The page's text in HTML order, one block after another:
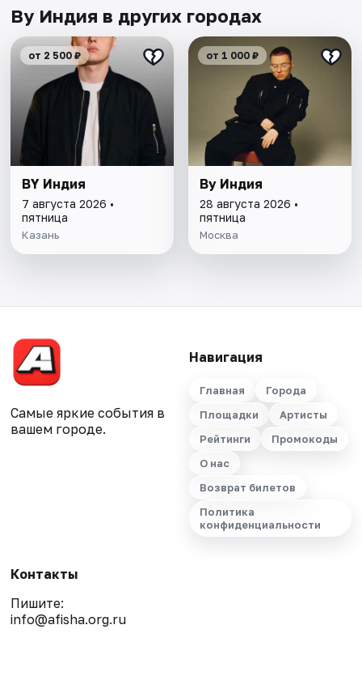
By Индия в других городах
от 2 500 ₽
BY Индия
7 августа 2026 •
пятница
Казань
от 1 000 ₽
By Индия
28 августа 2026 •
пятница
Москва
Самые яркие события в
вашем городе.
Навигация
Главная
Города
Площадки
Артисты
Рейтинги
Промокоды
О нас
Возврат билетов
Политика
конфиденциальности
Контакты
Пишите:
info@afisha.org.ru